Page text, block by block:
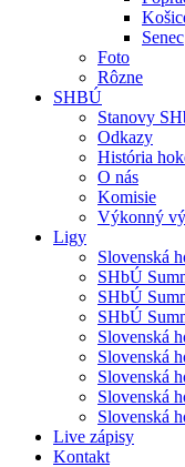
Senec
Foto
Rôzne
SHBÚ
Stanovy
Odkazy
História
O nás
Komisie
Výkonný
Ligy
Slovenská
SHbÚ
SHbÚ
SHbÚ
Slovenská
Slovenská
Slovenská
Slovenská
Slovenská
Live zápisy
Kontakt